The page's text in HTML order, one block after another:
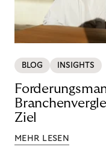
BLOG INSIGHTS
Ziel
MEHR LESEN